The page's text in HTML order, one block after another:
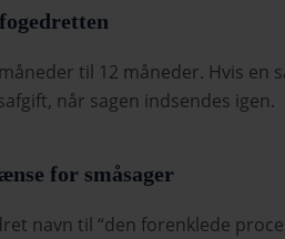
til 12 måneder. Hvis en
når sagen indsendes igen.
for småsager
navn til “den forenklede